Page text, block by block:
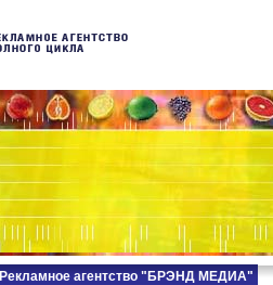
Рекламное агентство "БРЭНД МЕДИА"